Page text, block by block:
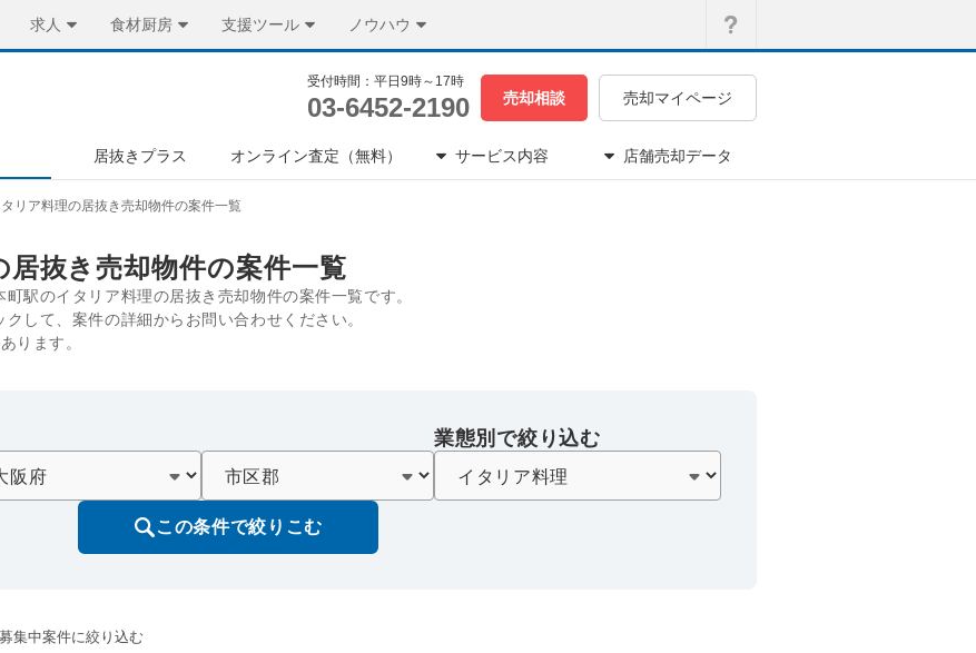
求人 食材厨房 支援ツール ノウハウ
受付時間：平日9時～17時
03-6452-2190 売却相談 売却マイページ
居抜きプラス オンライン査定（無料） サービス内容 店舗売却データ
リア料理の居抜き売却物件の案件一覧
抜き売却物件の案件一覧
駅のイタリア料理の居抜き売却物件の案件一覧です。
して、案件の詳細からお問い合わせください。
ります。
業態別で絞り込む
この条件で絞りこむ
募集中案件に絞り込む